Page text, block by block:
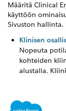
Määritä Clinical
käyttöön
Sivuston hallinta.
Klinisen
Nopeuta
kohteiden
alustalla.